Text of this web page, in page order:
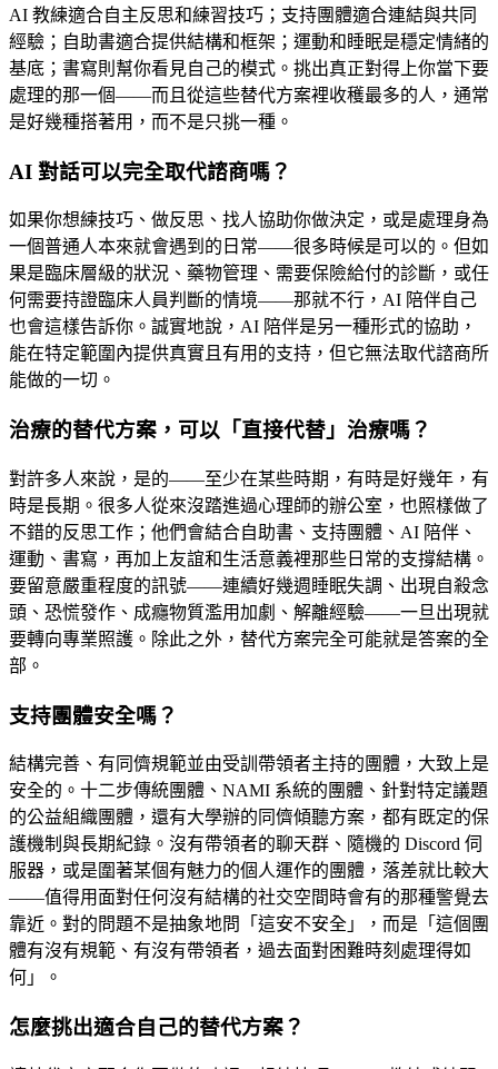
AI 教練適合自主反思和練習技巧；支持團體適合連結與共同
經驗；自助書適合提供結構和框架；運動和睡眠是穩定情緒的
基底；書寫則幫你看見自己的模式。挑出真正對得上你當下要
處理的那一個——而且從這些替代方案裡收穫最多的人，通常
是好幾種搭著用，而不是只挑一種。
AI 對話可以完全取代諮商嗎？
如果你想練技巧、做反思、找人協助你做決定，或是處理身為
一個普通人本來就會遇到的日常——很多時候是可以的。但如
果是臨床層級的狀況、藥物管理、需要保險給付的診斷，或任
何需要持證臨床人員判斷的情境——那就不行，AI 陪伴自己
也會這樣告訴你。誠實地說，AI 陪伴是另一種形式的協助，
能在特定範圍內提供真實且有用的支持，但它無法取代諮商所
能做的一切。
治療的替代方案，可以「直接代替」治療嗎？
對許多人來說，是的——至少在某些時期，有時是好幾年，有
時是長期。很多人從來沒踏進過心理師的辦公室，也照樣做了
不錯的反思工作；他們會結合自助書、支持團體、AI 陪伴、
運動、書寫，再加上友誼和生活意義裡那些日常的支撐結構。
要留意嚴重程度的訊號——連續好幾週睡眠失調、出現自殺念
頭、恐慌發作、成癮物質濫用加劇、解離經驗——一旦出現就
要轉向專業照護。除此之外，替代方案完全可能就是答案的全
部。
支持團體安全嗎？
結構完善、有同儕規範並由受訓帶領者主持的團體，大致上是
安全的。十二步傳統團體、NAMI 系統的團體、針對特定議題
的公益組織團體，還有大學辦的同儕傾聽方案，都有既定的保
護機制與長期紀錄。沒有帶領者的聊天群、隨機的 Discord 伺
服器，或是圍著某個有魅力的個人運作的團體，落差就比較大
——值得用面對任何沒有結構的社交空間時會有的那種警覺去
靠近。對的問題不是抽象地問「這安不安全」，而是「這個團
體有沒有規範、有沒有帶領者，過去面對困難時刻處理得如
何」。
怎麼挑出適合自己的替代方案？